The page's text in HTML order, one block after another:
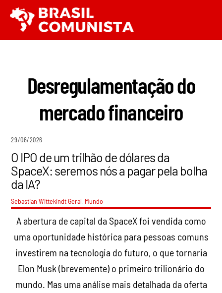
para
o
Desregulamentação do
mercado financeiro
29/06/2026
O IPO de um trilhão de dólares da
SpaceX: seremos nós a pagar pela bolha
da IA?
Sebastian Wittekindt Geral Mundo
A abertura de capital da SpaceX foi vendida como
uma oportunidade histórica para pessoas comuns
investirem na tecnologia do futuro, o que tornaria
Elon Musk (brevemente) o primeiro trilionário do
mundo. Mas uma análise mais detalhada da oferta